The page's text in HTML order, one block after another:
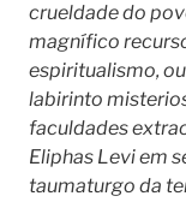
crueldade do
magnífico
espiritualismo,
labirinto
faculdades
Eliphas Levi em
taumaturgo da